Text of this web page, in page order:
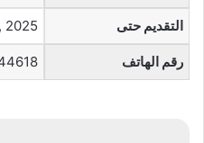
التقديم حتى 2025
رقم الهاتف